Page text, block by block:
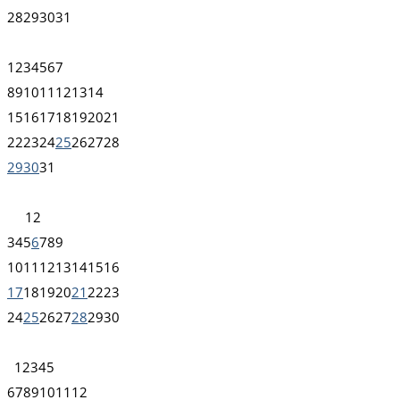
28293031
1 234567
891011 121314
15161718192021
22232425262728
293031
1 2
3456789
1011 1213141516
1718192021 2223
24252627282930
1 2345
67891011 12